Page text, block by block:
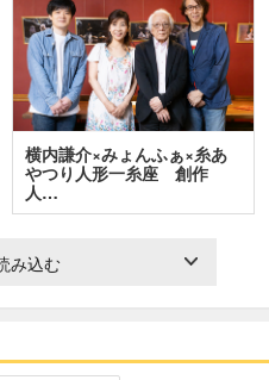
横内謙介×みょんふぁ×糸あ
やつり人形一糸座 創作
人…
み込む